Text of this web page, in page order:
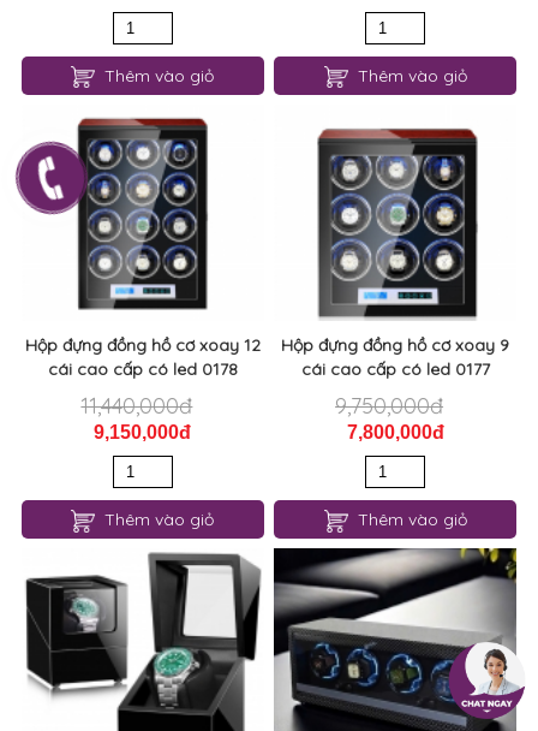
Thêm vào giỏ Thêm vào giỏ
Hộp đựng đồng hồ cơ xoay 12
cái cao cấp có led 0178
11,440,000đ
9,150,000đ
Thêm vào giỏ
Hộp đựng đồng hồ cơ xoay 9
cái cao cấp có led 0177
9,750,000đ
7,800,000đ
Thêm vào giỏ